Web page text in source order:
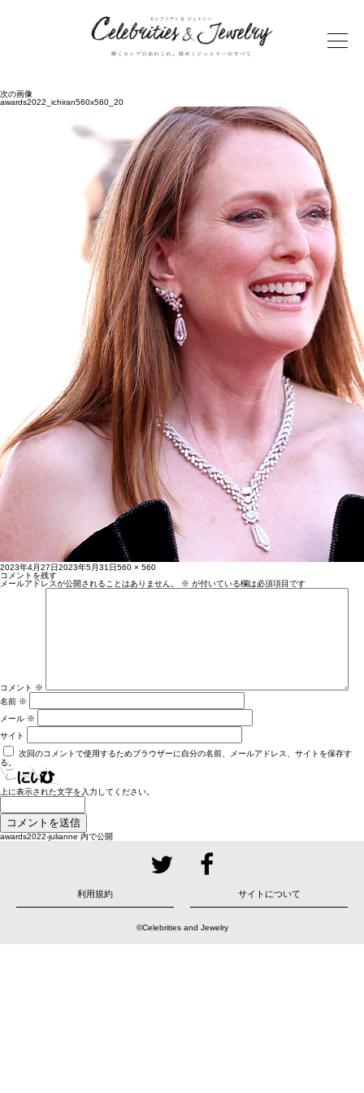
次の画像
awards2022_ichiran560x560_20
投
稿
日:
2023年4月27日2023年5月31日フ
サ
イ
560 × 560
コメントを残す
メールアドレスが公開されることはありません。
※ が付いている欄は必須項目です
コメント ※
名前 ※
メール ※
サイト
次回のコメントで使用するためブラウザーに自分の名前、メールアドレス、サイトを保存す
る。
上に表示された文字を入力してください。
投
awards2022-julianne 内で公開
利用規約 サイトについて
©Celebrities and Jewelry